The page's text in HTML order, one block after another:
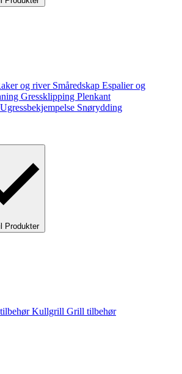
og river Småredskap Espalier og
Gressklipping Plenkant
Ugressbekjempelse Snørydding
Produkter
Kullgrill Grill tilbehør